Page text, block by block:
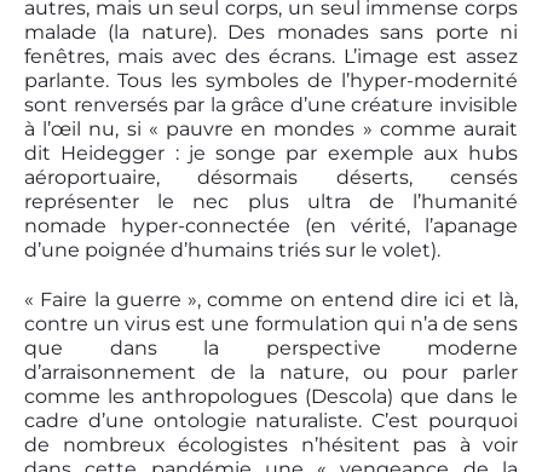
autres, mais un seul corps, un seul immense corps
malade (la nature). Des monades sans porte ni
fenêtres, mais avec des écrans. L’image est assez
parlante. Tous les symboles de l’hyper-modernité
sont renversés par la grâce d’une créature invisible
à l’œil nu, si « pauvre en mondes » comme aurait
dit Heidegger : je songe par exemple aux hubs
aéroportuaire, désormais déserts, censés
représenter le nec plus ultra de l’humanité
nomade hyper-connectée (en vérité, l’apanage
d’une poignée d’humains triés sur le volet).
« Faire la guerre », comme on entend dire ici et là,
contre un virus est une formulation qui n’a de sens
que dans la perspective moderne
d’arraisonnement de la nature, ou pour parler
comme les anthropologues (Descola) que dans le
cadre d’une ontologie naturaliste. C’est pourquoi
de nombreux écologistes n’hésitent pas à voir